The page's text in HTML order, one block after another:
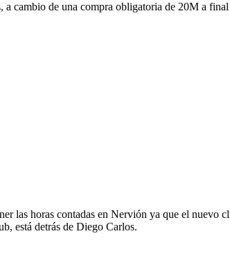
cambio de una compra obligatoria de 20M a
las horas contadas en Nervión ya que el nuevo
está detrás de Diego Carlos.